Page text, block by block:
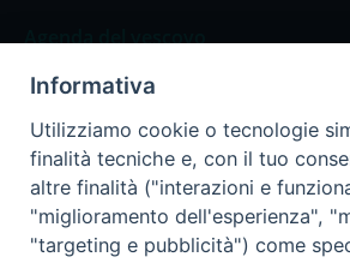
Agenda del vescovo
Agenda del vescovo
Privacy Policy
Informativa
Utilizziamo cookie o tecnologie
finalità tecniche e, con il tuo
altre finalità ("interazioni e
"miglioramento dell'esperienza",
"targeting e pubblicità") come